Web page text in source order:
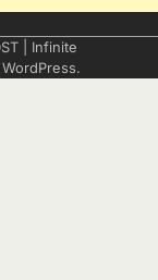
| Infinite
WordPress.